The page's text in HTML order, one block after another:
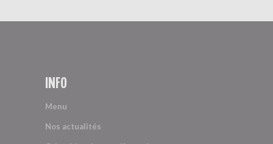
INFO
Menu
Nos actualités